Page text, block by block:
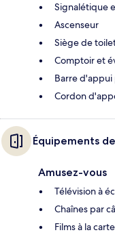
Signalétique
Ascenseur
Siège de
Comptoir et
Barre
Cordon
Équipements
Amusez-vous
Télévision à
Chaînes par
Films à la carte